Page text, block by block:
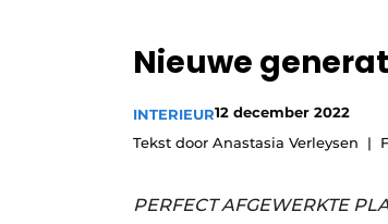
Nieuwe
INTERIEUR12 december 2022
Tekst door Anastasia Verleysen
PERFECT AFGEWERKTE